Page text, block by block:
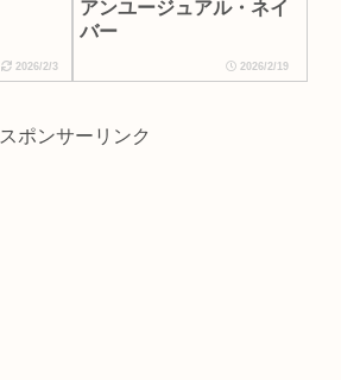
2026/2/3
アンユージュアル・ネイ
バー
2026/2/19
スポンサーリンク